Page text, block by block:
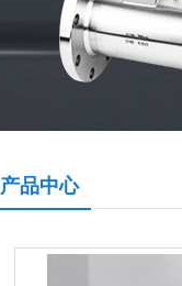
产品中心